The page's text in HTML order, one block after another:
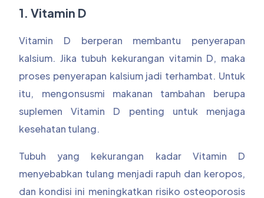
1. Vitamin D
Vitamin D berperan membantu penyerapan
kalsium. Jika tubuh kekurangan vitamin D, maka
proses penyerapan kalsium jadi terhambat. Untuk
itu, mengonsusmi makanan tambahan berupa
suplemen Vitamin D penting untuk menjaga
kesehatan tulang.
Tubuh yang kekurangan kadar Vitamin D
menyebabkan tulang menjadi rapuh dan keropos,
dan kondisi ini meningkatkan risiko osteoporosis